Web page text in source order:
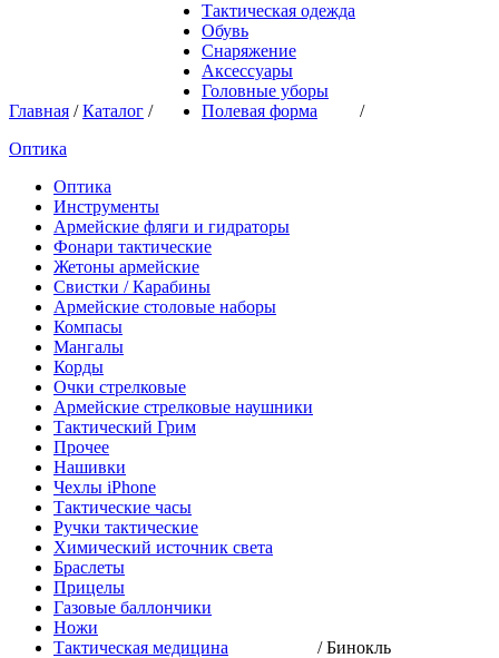
Главная /Каталог /
Тактическая одежда
Обувь
Снаряжение
Аксессуары
Головные уборы
Полевая форма
/
Оптика
Оптика
Инструменты
Армейские фляги и гидраторы
Фонари тактические
Жетоны армейские
Свистки / Карабины
Армейские столовые наборы
Компасы
Мангалы
Корды
Очки стрелковые
Армейские стрелковые наушники
Тактический Грим
Прочее
Нашивки
Чехлы iPhone
Тактические часы
Ручки тактические
Химический источник света
Браслеты
Прицелы
Газовые баллончики
Ножи
Тактическая медицина
/Бинокль